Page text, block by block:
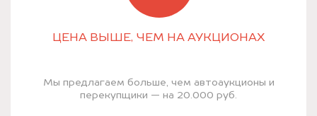
ЦЕНА ВЫШЕ, ЧЕМ НА АУКЦИОНАХ
Мы предлагаем больше, чем автоаукционы и
перекупщики — на 20.000 руб.